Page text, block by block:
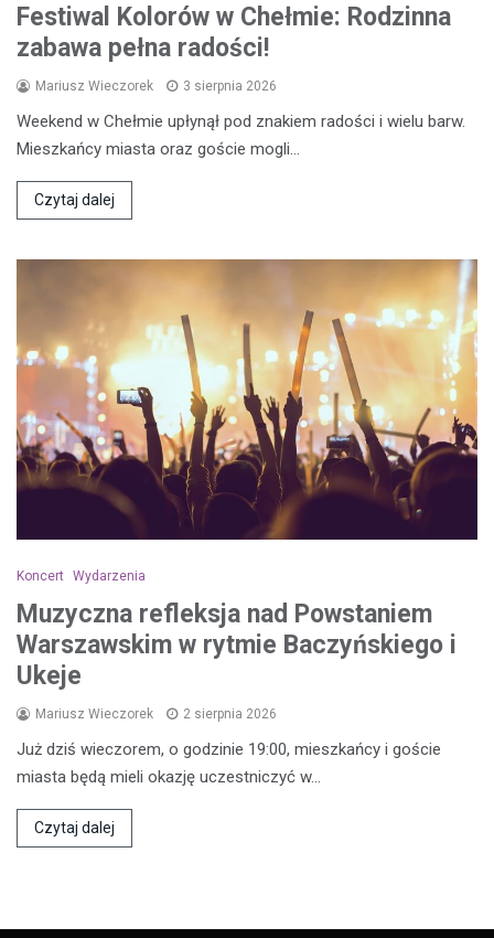
Festiwal Kolorów w Chełmie: Rodzinna
zabawa pełna radości!
Mariusz Wieczorek 3 sierpnia 2026
Weekend w Chełmie upłynął pod znakiem radości i wielu barw.
Mieszkańcy miasta oraz goście mogli…
Czytaj dalej
Koncert Wydarzenia
Muzyczna refleksja nad Powstaniem
Warszawskim w rytmie Baczyńskiego i
Ukeje
Mariusz Wieczorek 2 sierpnia 2026
Już dziś wieczorem, o godzinie 19:00, mieszkańcy i goście
miasta będą mieli okazję uczestniczyć w…
Czytaj dalej